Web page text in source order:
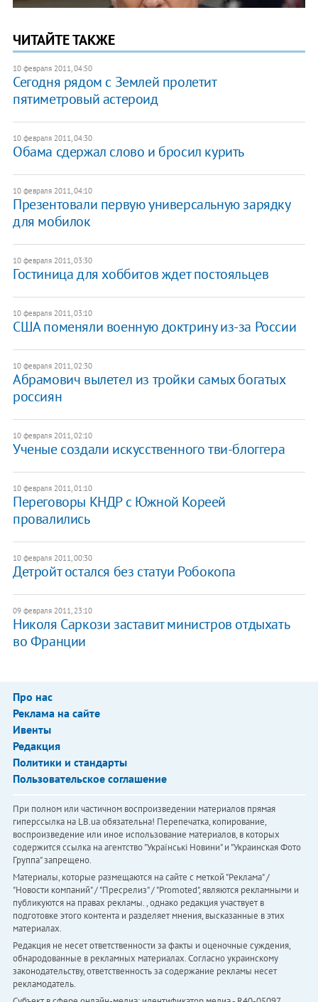
ЧИТАЙТЕ ТАКЖЕ
10 февраля 2011, 04:50
Сегодня рядом с Землей пролетит
пятиметровый астероид
10 февраля 2011, 04:30
Обама сдержал слово и бросил курить
10 февраля 2011, 04:10
Презентовали первую универсальную зарядку
для мобилок
10 февраля 2011, 03:30
Гостиница для хоббитов ждет постояльцев
10 февраля 2011, 03:10
США поменяли военную доктрину из-за России
10 февраля 2011, 02:30
Абрамович вылетел из тройки самых богатых
россиян
10 февраля 2011, 02:10
Ученые создали искусственного тви-блоггера
10 февраля 2011, 01:10
Переговоры КНДР с Южной Кореей
провалились
10 февраля 2011, 00:30
Детройт остался без статуи Робокопа
09 февраля 2011, 23:10
Николя Саркози заставит министров отдыхать
во Франции
Про нас
Реклама на сайте
Ивенты
Редакция
Политики и стандарты
Пользовательское соглашение
При полном или частичном воспроизведении материалов прямая
гиперссылка на LB.ua обязательна! Перепечатка, копирование,
воспроизведение или иное использование материалов, в которых
содержится ссылка на агентство "Українськi Новини" и "Украинская Фото
Группа" запрещено.
Материалы, которые размещаются на сайте с меткой "Реклама" /
"Новости компаний" / "Пресрелиз" / "Promoted", являются рекламными и
публикуются на правах рекламы. , однако редакция участвует в
подготовке этого контента и разделяет мнения, высказанные в этих
материалах.
Редакция не несет ответственности за факты и оценочные суждения,
обнародованные в рекламных материалах. Согласно украинскому
законодательству, ответственность за содержание рекламы несет
рекламодатель.